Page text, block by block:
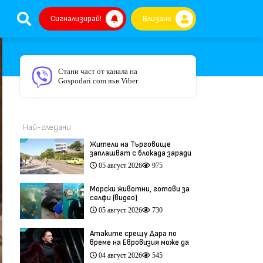
Сигнализирай! Влизане
Стани част от канала на
Gospodari.com във Viber
Най-гледани
Жители на Търговище
заплашват с блокада заради
опасен участък на пътя
София–Варна (видео)
05 август 2026 975
Морски животни, готови за
селфи (видео)
05 август 2026 730
Атаките срещу Дара по
време на Евровизия може да
са били част от
координирана
04 август 2026 545